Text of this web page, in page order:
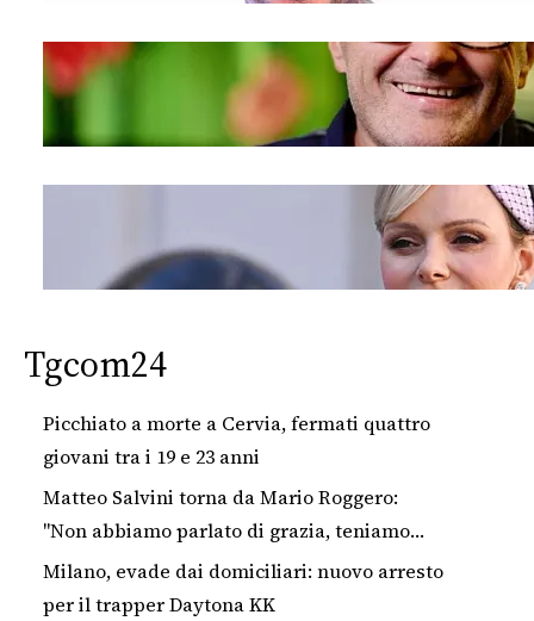
Tgcom24
Picchiato a morte a Cervia, fermati quattro
giovani tra i 19 e 23 anni
Matteo Salvini torna da Mario Roggero:
"Non abbiamo parlato di grazia, teniamo
profilo basso"
Milano, evade dai domiciliari: nuovo arresto
per il trapper Daytona KK